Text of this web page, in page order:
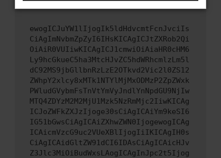
ewogICJuYW1lIjogIk5ldHdvcmtFcnJvciIs
CiAgImNvbmZpZyI6IHsKICAgICJtZXRob2Qi
OiAiR0VUIiwKICAgICJ1cmwiOiAiaHR0cHM6
Ly9hcGkueC5ha3MtcHJvZC5hdWRhcmlzLm5l
dC92MS9jbGllbnRzLzE2OTkvd2Vic2l0ZS12
ZWhpY2xlcy8xMTk1NTYlMjMxODMzP2ZpZWxk
PWludGVybmFsTnVtYmVyJndlYnNpdGU9NjIw
MTQ4ZDYzM2M2MjU1Mzk5NzRmMjc2IiwKICAg
ICJoZWFkZXJzIjoge30sCiAgICAiYm9keSI6
IG51bGwsCiAgICAiZXhwZWN0IjogewogICAg
ICAicmVzcG9uc2VUeXBlIjogIiIKICAgIH0s
CiAgICAidGltZW91dCI6IDAsCiAgICAicHJv
Z3Jlc3MiOiBudWxsLAogICAgInJpc2t5Ijog